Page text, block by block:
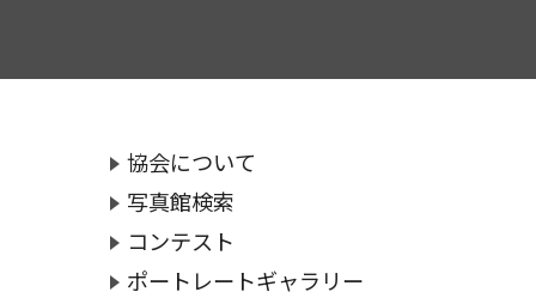
協会について
写真館検索
コンテスト
ポートレートギャラリー